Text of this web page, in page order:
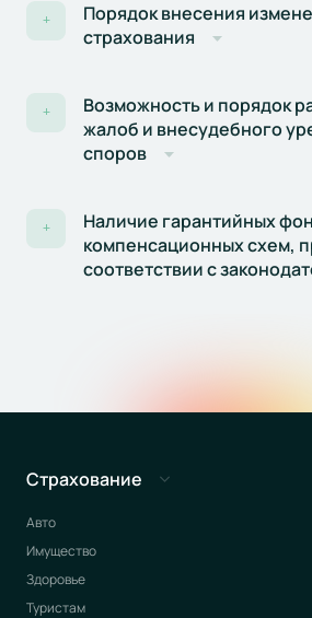
+
Порядок внесения
страхования
+
Возможность и порядок
жалоб и внесудебного
споров
+
Наличие гарантийных
компенсационных схем,
соответствии с
Страхование
Авто
Имущество
Здоровье
Туристам